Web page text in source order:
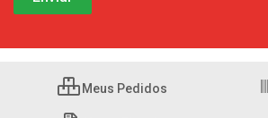
Meus Pedidos